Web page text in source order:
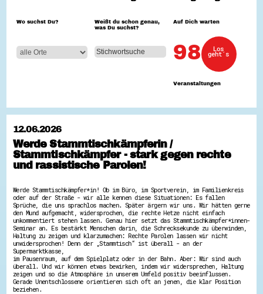
Zeig uns dein Ehrenamt
Wettbewerb | Trikotwettbewerb
Wettbewerb | 80 Jahre Hessen - Engagement
Ausgezeichnete Projekte
Engagement-Lotsen
Crowdfunding - Viele schaffen mehr
Förderprogramme
Hessen engagiert - Digitale Themenabende
Kompetenznachweis Hessen
Zeugnisbeiblatt
Service-Learning
Mach dich schlau
Di@-Lotsen in Hessen
Energiepreiskrise und Ehrenamt
Flüchtlingshilfe + Integration
Wo suchst Du?
Weißt du schon genau,
was Du suchst?
Auf Dich warten
98
Veranstaltungen
Los
geht´s
12.06.2026
Werde Stammtischkämpferin /
Stammtischkämpfer - stark gegen rechte
und rassistische Parolen!
Werde Stammtischkämpfer*in! Ob im Büro, im Sportverein, im Familienkreis
oder auf der Straße - wir alle kennen diese Situationen: Es fallen
Sprüche, die uns sprachlos machen. Später ärgern wir uns. Wir hätten gerne
den Mund aufgemacht, widersprochen, die rechte Hetze nicht einfach
unkommentiert stehen lassen. Genau hier setzt das Stammtischkämpfer*innen-
Seminar an. Es bestärkt Menschen darin, die Schrecksekunde zu überwinden,
Haltung zu zeigen und klarzumachen: Rechte Parolen lassen wir nicht
unwidersprochen! Denn der „Stammtisch“ ist überall - an der
Supermarktkasse,
im Pausenraum, auf dem Spielplatz oder in der Bahn. Aber: Wir sind auch
überall. Und wir können etwas bewirken, indem wir widersprechen, Haltung
zeigen und so die Atmosphäre in unserem Umfeld positiv beeinflussen.
Gerade Unentschlossene orientieren sich oft an jenen, die klar Position
beziehen.